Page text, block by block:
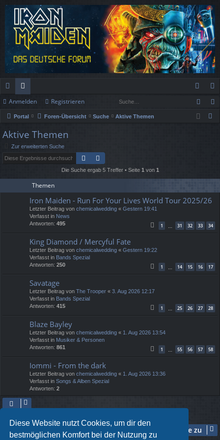
Diese Website nutzt Cookies, um dir den
bestmöglichen Komfort bei der Nutzung zu
ch
ne
llz
or
en
n
m
eg
ist
Anmelden Registrieren
Portal Foren-Übersicht Suche Aktive Themen
Aktive Themen
Zur erweiterten Suche
Suche
Die Suche ergab 5 Treffer • Seite 1von 1
Themen
Iron Maiden - Run For Your Lives World Tour 2025/26
Letzter Beitrag von chemicalwedding « Gestern 19:41
Verfasst in News
Antworten: 495 1 … 31 32 33 34
King Diamond / Mercyful Fate
Letzter Beitrag von chemicalwedding « Gestern 19:22
Verfasst in Bands Spezial
Antworten: 250 1 … 14 15 16 17
Savatage
Letzter Beitrag von The Trooper « 3. Aug 2026 12:17
Verfasst in Bands Spezial
Antworten: 415 1 … 25 26 27 28
Blaze Bayley
Letzter Beitrag von chemicalwedding « 1. Aug 2026 13:54
Verfasst in Musiker & Personen
Antworten: 861 1 … 55 56 57 58
Iommi - From the dark
Letzter Beitrag von chemicalwedding « 1. Aug 2026 13:36
Verfasst in Songs & Alben Spezial
Antworten: 2
Gehe zu